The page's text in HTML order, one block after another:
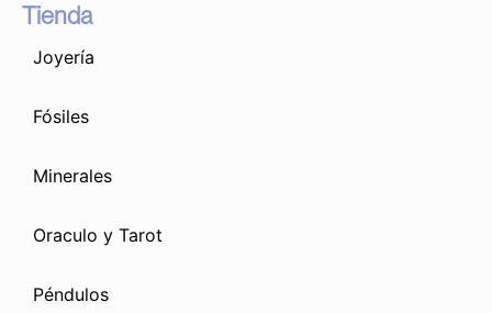
Tienda
Joyería
Fósiles
Minerales
Oraculo y Tarot
Péndulos